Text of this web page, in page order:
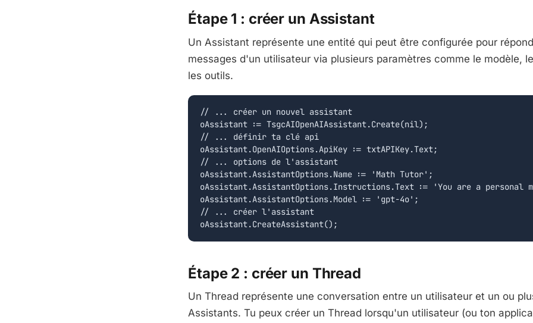
Étape 1 : créer un Assistant
Un Assistant représente une entité qui peut être configurée pour
messages d'un utilisateur via plusieurs paramètres comme le modèle,
les outils.
// ... créer un nouvel assistant
oAssistant := TsgcAIOpenAIAssistant.Create(nil);
// ... définir ta clé api
oAssistant.OpenAIOptions.ApiKey := txtAPIKey.Text;
// ... options de l'assistant
oAssistant.AssistantOptions.Name := 'Math Tutor';
oAssistant.AssistantOptions.Instructions.Text := 'You are a personal
oAssistant.AssistantOptions.Model := 'gpt-4o';
// ... créer l'assistant
Étape 2 : créer un Thread
Un Thread représente une conversation entre un utilisateur et un ou
Assistants. Tu peux créer un Thread lorsqu'un utilisateur (ou ton